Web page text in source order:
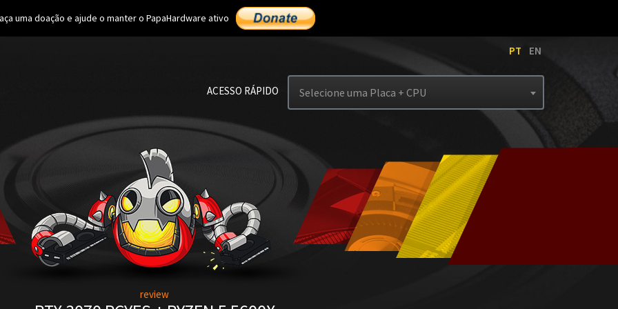
uma doação e ajude o manter o PapaHardware ativo
PT EN
ACESSO RÁPIDO Selecione uma Placa + CPU
review